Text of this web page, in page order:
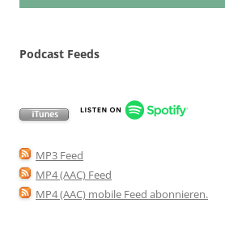
Podcast Feeds
MP3 Feed
MP4 (AAC) Feed
MP4 (AAC) mobile Feed abonnieren.